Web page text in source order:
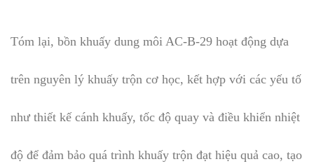
Tóm lại, bồn khuấy dung môi AC-B-29 hoạt động dựa
trên nguyên lý khuấy trộn cơ học, kết hợp với các yếu tố
như thiết kế cánh khuấy, tốc độ quay và điều khiển nhiệt
độ để đảm bảo quá trình khuấy trộn đạt hiệu quả cao, tạo